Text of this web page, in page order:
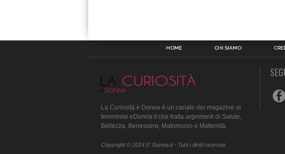
HOME CHI SIAMO
La Curiosità è Donna è un canale del magazine al
femminile eDonna.it che tratta argomenti di Salute,
Bellezza, Benessere, Matrimonio e Maternità.
Copyright © 2014 E' Donna.it - Tutti i diritti riservati.